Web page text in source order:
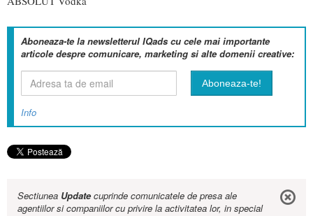
Aboneaza-te la newsletterul IQads cu cele mai importante
articole despre comunicare, marketing si alte domenii creative:
Info
Sectiunea Updatecuprinde comunicatele de presa ale
agentiilor si companiilor cu privire la activitatea lor, in special